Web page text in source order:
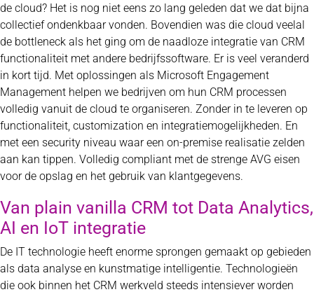
de cloud? Het is nog niet eens zo lang geleden dat we dat bijna
collectief ondenkbaar vonden. Bovendien was die cloud veelal
de bottleneck als het ging om de naadloze integratie van CRM
functionaliteit met andere bedrijfssoftware. Er is veel veranderd
in kort tijd. Met oplossingen als Microsoft Engagement
Management helpen we bedrijven om hun CRM processen
volledig vanuit de cloud te organiseren. Zonder in te leveren op
functionaliteit, customization en integratiemogelijkheden. En
met een security niveau waar een on-premise realisatie zelden
aan kan tippen. Volledig compliant met de strenge AVG eisen
voor de opslag en het gebruik van klantgegevens.
Van plain vanilla CRM tot Data Analytics,
AI en IoT integratie
De IT technologie heeft enorme sprongen gemaakt op gebieden
als data analyse en kunstmatige intelligentie. Technologieën
die ook binnen het CRM werkveld steeds intensiever worden